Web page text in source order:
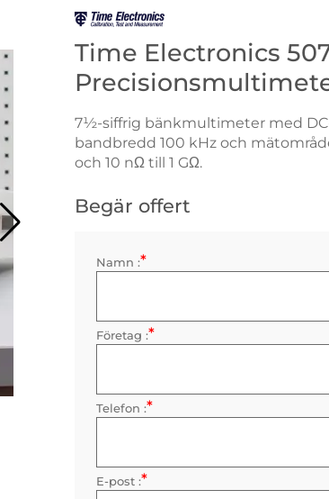
Gå till varumärkessidan för Time
Time Electronics
7½-siffrig bänkmultimeter med
bandbredd 100 kHz och
och 10 nΩ till 1 GΩ.
Begär offert
Kontaktinformation
Namn :*Obligatorisk
Företag :*Obligatorisk
Telefon :*Obligatorisk
E-post :*Obligatorisk